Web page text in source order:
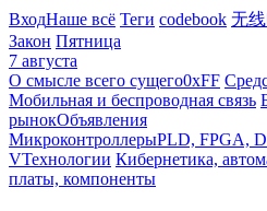
ВходНаше всё Теги codebook 无
Закон Пятница
7 августа
О смысле всего сущего0xFF
Мобильная и беспроводная связь
рынокОбъявления
МикроконтроллерыPLD, FPGA,
VТехнологии Кибернетика,
платы, компоненты